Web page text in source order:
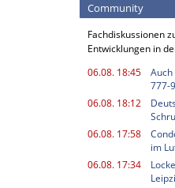
Community
Fachdiskussionen
Entwicklungen in
06.08. 18:45
777-
06.08. 18:12
06.08. 17:58
im
06.08. 17:34